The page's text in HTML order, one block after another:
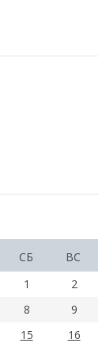
СБ
ВС
1
2
8
9
15
16